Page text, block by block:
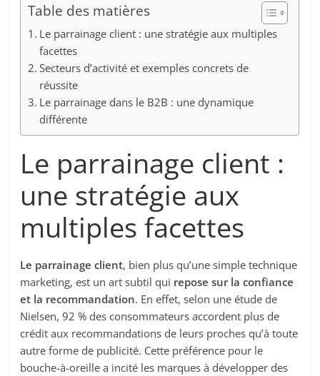
Table des matières
Le parrainage client : une stratégie aux multiples
facettes
Secteurs d’activité et exemples concrets de
réussite
Le parrainage dans le B2B : une dynamique
différente
Le parrainage client :
une stratégie aux
multiples facettes
Le parrainage client, bien plus qu’une simple technique
marketing, est un art subtil qui repose sur la confiance
et la recommandation. En effet, selon une étude de
Nielsen, 92 % des consommateurs accordent plus de
crédit aux recommandations de leurs proches qu’à toute
autre forme de publicité. Cette préférence pour le
bouche-à-oreille a incité les marques à développer des